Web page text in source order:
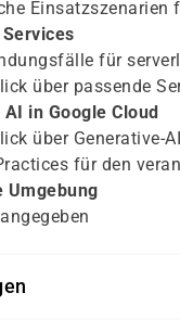
Einsatzszenarien
für
über passende
in Google Cloud
über Generative-
für den
Umgebung